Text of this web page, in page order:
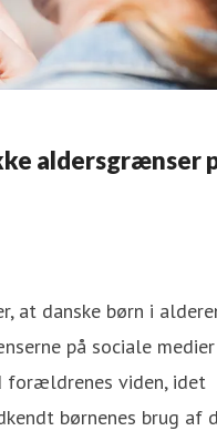
aldersgrænser
at danske børn i
på sociale medier
forældrenes viden, idet
børnenes brug af